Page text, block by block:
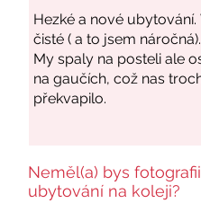
Neměl(a) bys fotografii
ubytování na koleji?